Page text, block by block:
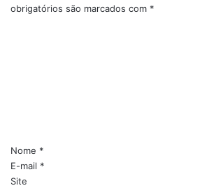
é
obrigatórios são marcados com *
i
o
*
Nome *
E-mail *
Site